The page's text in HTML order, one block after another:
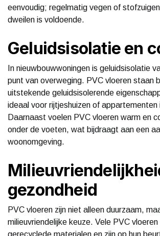
eenvoudig; regelmatig vegen of
dweilen is voldoende.
Geluidsisolatie en
In nieuwbouwwoningen is geluidsisolatie
punt van overweging. PVC vloeren staan
uitstekende geluidsisolerende
ideaal voor rijtjeshuizen of appartementen
Daarnaast voelen PVC vloeren warm en
onder de voeten, wat bijdraagt aan een
woonomgeving.
gezondheid
PVC vloeren zijn niet alleen duurzaam,
milieuvriendelijke keuze. Vele PVC
gerecyclede materialen en zijn op hun